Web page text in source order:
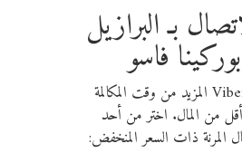
بـ البرازيل
فاسو
يمنحك Viber Out المزيد من وقت المكالمة
من المال. اختر من أحد
المرنة ذات السعر المنخفض: